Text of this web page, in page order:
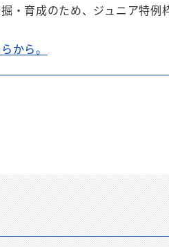
・育成のため、ジュニア特例
から。